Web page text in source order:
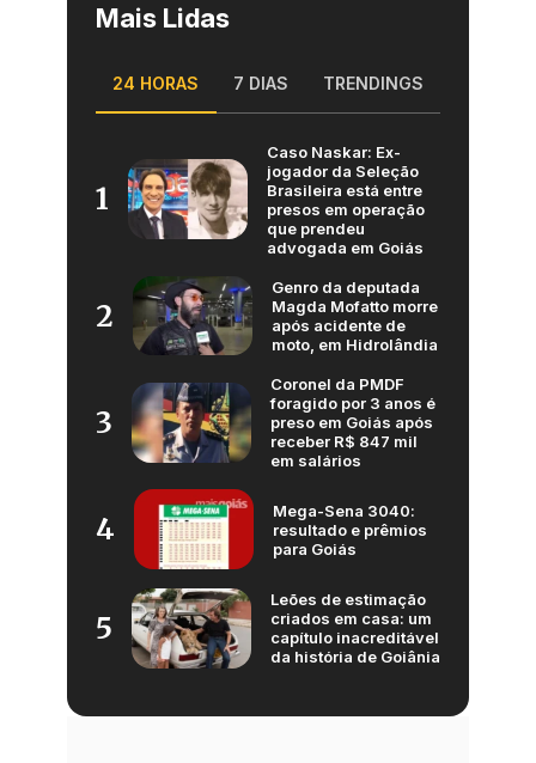
Mais Lidas
24 HORAS 7 DIAS TRENDINGS
1
Caso Naskar: Ex-
jogador da Seleção
Brasileira está entre
presos em operação
que prendeu
advogada em Goiás
2
Genro da deputada
Magda Mofatto morre
após acidente de
moto, em Hidrolândia
3
Coronel da PMDF
foragido por 3 anos é
preso em Goiás após
receber R$ 847 mil
em salários
4
Mega-Sena 3040:
resultado e prêmios
para Goiás
5
Leões de estimação
criados em casa: um
capítulo inacreditável
da história de Goiânia